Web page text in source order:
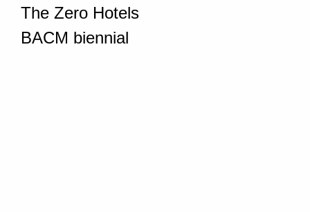
The Zero Hotels
BACM biennial